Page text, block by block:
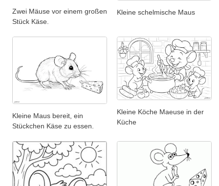
Zwei Mäuse vor einem großen
Stück Käse.
Kleine schelmische Maus
Kleine Maus bereit, ein
Stückchen Käse zu essen.
Kleine Köche Maeuse in der
Küche